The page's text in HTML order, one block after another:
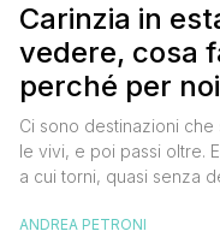
Carinzia in
vedere, cosa
perché per
diventata una
destinazione
Ci sono destinazioni che
le vivi, e poi passi oltre.
a cui torni, quasi senza
richiamarti indietro più
ANDREA PETRONI